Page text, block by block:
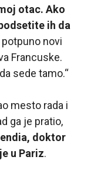
otac. Ako
ih da
potpuno novi
Francuske.
sede tamo.“
mesto rada i
ga je pratio,
doktor
u Pariz.